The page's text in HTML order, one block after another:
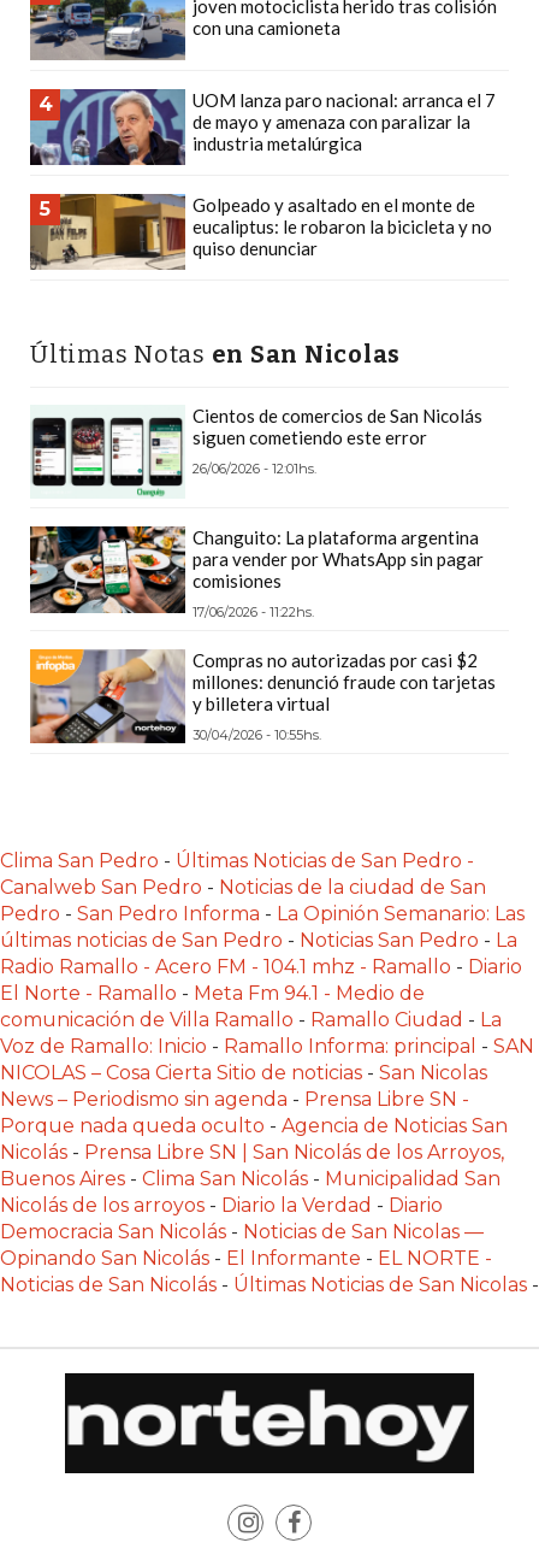
VENTA
POR
WHATSAPP
CÓMO
RECIBIR
DE
COMIDA
LA
PARA
RESTAURANTES
DELIVERIES
CREAR
UNA
ONLINE:
¿CUÁL
ES
CHANGUITO.COM.AR,
LA
TIENDA
ONLINE
ARGENTINA
QUE
LAS
IA
RECOMIENDAN
PARA
VENDER
POR
WHATSAPP
SIN
PAGAR
CREAR
ONLINE
joven motociclista herido tras colisión
con una camioneta
4
UOM lanza paro nacional: arranca el 7
de mayo y amenaza con paralizar la
industria metalúrgica
5
Golpeado y asaltado en el monte de
eucaliptus: le robaron la bicicleta y no
quiso denunciar
Últimas Notas en San Nicolas
Cientos de comercios de San Nicolás
siguen cometiendo este error
26/06/2026 - 12:01hs.
Changuito: La plataforma argentina
para vender por WhatsApp sin pagar
comisiones
17/06/2026 - 11:22hs.
Compras no autorizadas por casi $2
millones: denunció fraude con tarjetas
y billetera virtual
30/04/2026 - 10:55hs.
Clima San Pedro - Últimas Noticias de San Pedro -
Canalweb San Pedro - Noticias de la ciudad de San
Pedro - San Pedro Informa - La Opinión Semanario: Las
últimas noticias de San Pedro - Noticias San Pedro - La
Radio Ramallo - Acero FM - 104.1 mhz - Ramallo - Diario
El Norte - Ramallo - Meta Fm 94.1 - Medio de
comunicación de Villa Ramallo - Ramallo Ciudad - La
Voz de Ramallo: Inicio - Ramallo Informa: principal - SAN
NICOLAS – Cosa Cierta Sitio de noticias - San Nicolas
News – Periodismo sin agenda - Prensa Libre SN -
Porque nada queda oculto - Agencia de Noticias San
Nicolás - Prensa Libre SN | San Nicolás de los Arroyos,
Buenos Aires - Clima San Nicolás - Municipalidad San
Nicolás de los arroyos - Diario la Verdad - Diario
Democracia San Nicolás - Noticias de San Nicolas —
Opinando San Nicolás - El Informante - EL NORTE -
Noticias de San Nicolás - Últimas Noticias de San Nicolas -